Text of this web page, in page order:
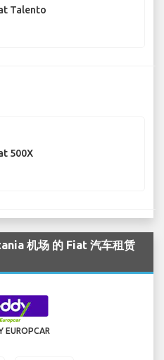
Talento
500X
机场 的 Fiat 汽车租赁
EUROPCAR